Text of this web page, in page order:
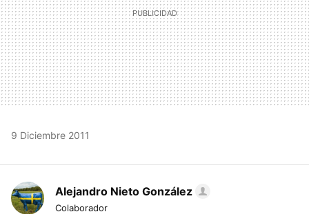
9 Diciembre 2011
Alejandro Nieto González
Colaborador